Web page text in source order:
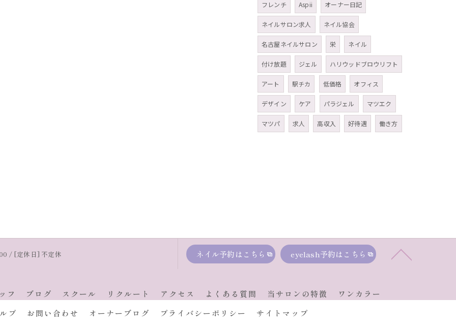
フレンチ Aspii オーナー日記
ネイルサロン求人 ネイル協会
名古屋ネイルサロン 栄 ネイル
付け放題 ジェル ハリウッドブロウリフト
アート 駅チカ 低価格 オフィス
デザイン ケア パラジェル マツエク
マツパ 求人 高収入 好待遇 働き方
/ [定休日] 不定休 ネイル予約はこちら eyelash予約はこちら
フ ブログ スクール リクルート アクセス よくある質問 当サロンの特徴
ワンカラー
プ お問い合わせ オーナーブログ プライバシーポリシー サイトマップ